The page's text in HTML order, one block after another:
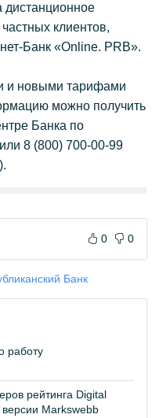
дистанционное
клиентов,
Банк «Online. PRB».
и новыми тарифами
можно получить
Банка по
8 (800) 700-00-99
0 0
Банк
работу
рейтинга Digital
Markswebb